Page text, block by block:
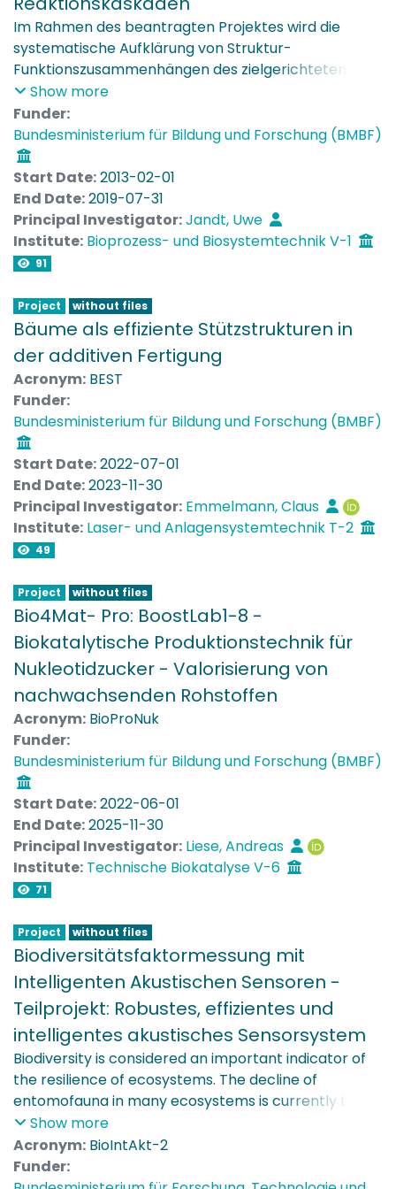
Im Rahmen des beantragten Projektes wird die
systematische Aufklärung von Struktur-
Funktionszusammenhängen des zielgerichteten
Metabolitentransfers in Multienzymkomplexen --
insbesondere auf Basis des Metabolic Channeling --
angestrebt. Eine wesentliche Rolle während aller
Arbeitsschritte spielen multiskalige
Modelingmethoden: Von der Nanostruktur auf
Molekülebene, über die Mesostruktur in
Mikrokompartimenten bis hin zur Makroskala, d.h.
zum Gesamtprozess und dessen Optimierung. Ziel ist
die Realisierung der notwendigen Basistechnologien
synthetische Reaktionskaskaden in vitro unter
Ausnutzung dieser Channelingeffekte, um bisher
auftretende effizienzmindernde Schwachpunkte, wie
z.B. Intermediat-Diffusion und Feedback-Inhibierung,
zu vermeiden. Die zu erreichenden Ziele stehen im
Einklang mit den während der Fachgespräche von
Oktober 2010 bis Januar 2012 formulierten
Meilensteinen des BMBF-Strategieprozesses
''Biotechnologie 2020+''.
Show more
Funder:
Bundesministerium für Bildung und Forschung (BMBF)
Start Date:2013-02-01
End Date:2019-07-31
Principal Investigator:Jandt, Uwe
Institute: Bioprozess- und Biosystemtechnik V-1
91
Project without files
Bäume als effiziente Stützstrukturen in
der additiven Fertigung
Acronym: BEST
Funder:
Bundesministerium für Bildung und Forschung (BMBF)
Start Date:2022-07-01
End Date:2023-11-30
Principal Investigator: Emmelmann, Claus
Institute: Laser- und Anlagensystemtechnik T-2
49
Project without files
Bio4Mat- Pro: BoostLab1-8 -
Biokatalytische Produktionstechnik für
Nukleotidzucker - Valorisierung von
nachwachsenden Rohstoffen
Acronym: BioProNuk
Funder:
Bundesministerium für Bildung und Forschung (BMBF)
Start Date:2022-06-01
End Date:2025-11-30
Principal Investigator: Liese, Andreas
Institute: Technische Biokatalyse V-6
71
Project without files
Biodiversitätsfaktormessung mit
Intelligenten Akustischen Sensoren -
Teilprojekt: Robustes, effizientes und
intelligentes akustisches Sensorsystem
Biodiversity is considered an important indicator of
the resilience of ecosystems. The decline of
entomofauna in many ecosystems is currently the
focus of public and scientific discourse. Biodiversity
monitoring to identify insects of different functional
groups in flowering areas and agroecosystems can
Show more
Acronym: BioIntAkt-2
Funder: